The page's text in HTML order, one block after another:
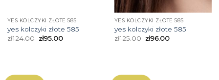
YES KOLCZYKI ZŁOTE 585
yes kolczyki złote 585
zł124.00 zł95.00
YES KOLCZYKI ZŁOTE 585
yes kolczyki złote 585
zł125.00 zł96.00